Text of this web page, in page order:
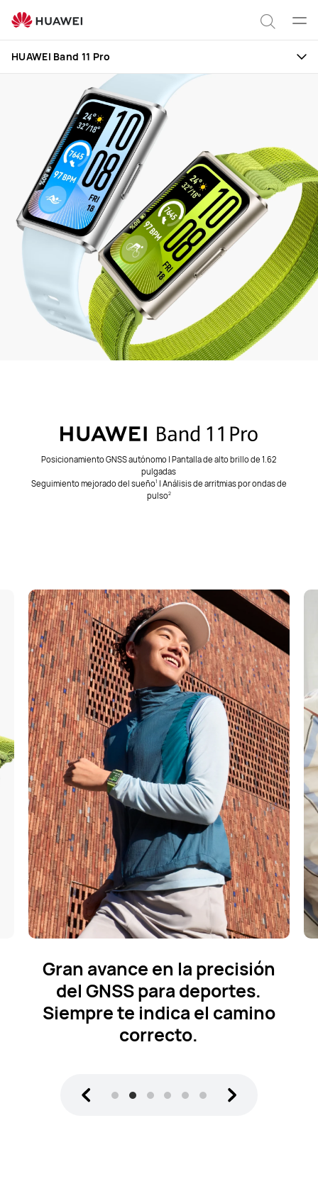
HUAWEI
Band
11
Pro
Abrir
HUAWEI Band 11 Pro
Posicionamiento GNSS autónomo | Pantalla de alto brillo de 1.62
pulgadas
Seguimiento mejorado del sueño1 | Análisis de arritmias por ondas de
pulso2
Gran avance en la precisión
del GNSS para deportes.
Siempre te indica el camino
correcto.